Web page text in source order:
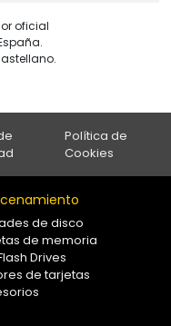
oficial
Política de
Cookies
de disco
de memoria
Drives
de tarjetas